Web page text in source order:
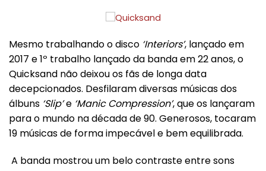
Mesmo trabalhando o disco ‘Interiors’, lançado em
2017 e 1º trabalho lançado da banda em 22 anos, o
Quicksand não deixou os fãs de longa data
decepcionados. Desfilaram diversas músicas dos
álbuns ‘Slip’e ‘Manic Compression’, que os lançaram
para o mundo na década de 90. Generosos, tocaram
19 músicas de forma impecável e bem equilibrada.
A banda mostrou um belo contraste entre sons